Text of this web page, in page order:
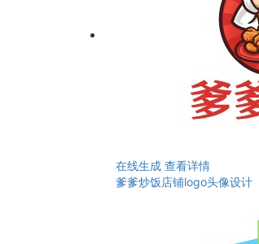
在线生成 查看详情
爹爹炒饭店铺logo头像设计